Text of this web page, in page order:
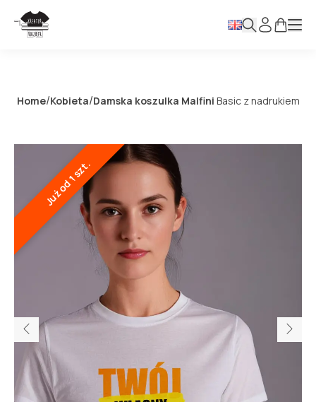
Home/Kobieta/Damska koszulka Malfini Basic z nadrukiem
Już od 1 szt.